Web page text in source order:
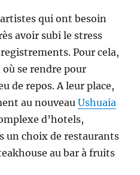
qui ont besoin
avoir subi le stress
Pour cela,
se rendre pour
de repos. A leur place,
au nouveauUshuaia
d’hotels,
un choix de restaurants
au bar à fruits